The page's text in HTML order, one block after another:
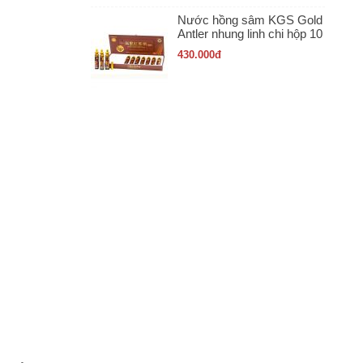
Nước hồng sâm KGS Gold
Antler nhung linh chi hộp 10
ống x 20ml
430.000đ